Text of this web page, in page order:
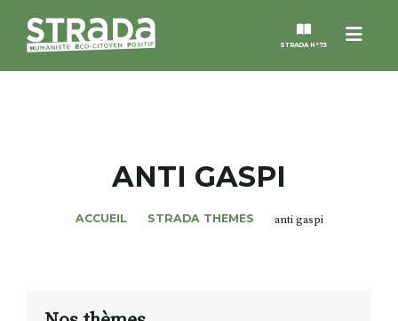
Menu
STRADA N°73
MAGAZINES
NOS THÈMES
ALTER STRADA
ANTI GASPI
ACCUEIL STRADA THEMES anti gaspi